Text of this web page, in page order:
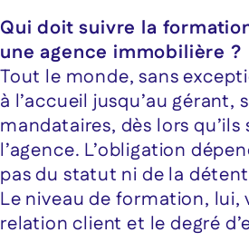
Qui doit suivre la
une agence immobilière ?
Tout le monde, sans
à l’accueil jusqu’au gérant,
mandataires, dès lors
l’agence. L’obligation
pas du statut ni de la
Le niveau de formation, lui,
relation client et le degré